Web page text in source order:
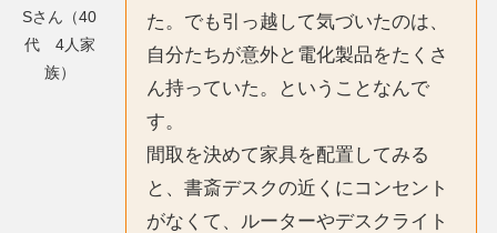
Sさん（40
代 4人家
族）
た。でも引っ越して気づいたのは、
自分たちが意外と電化製品をたくさ
ん持っていた。ということなんで
す。
間取を決めて家具を配置してみる
と、書斎デスクの近くにコンセント
がなくて、ルーターやデスクライト